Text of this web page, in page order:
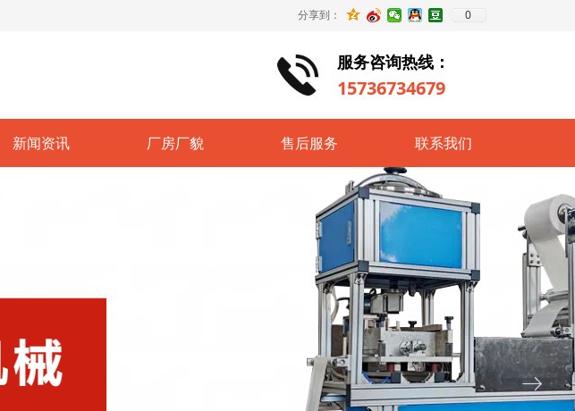
分享到： 0
服务咨询热线：
15736734679
新闻资讯 厂房厂貌 售后服务 联系我们
ꁹ